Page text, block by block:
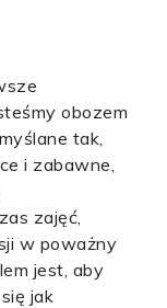
obozem
tak,
i zabawne,
zajęć,
w poważny
jest, aby
jak